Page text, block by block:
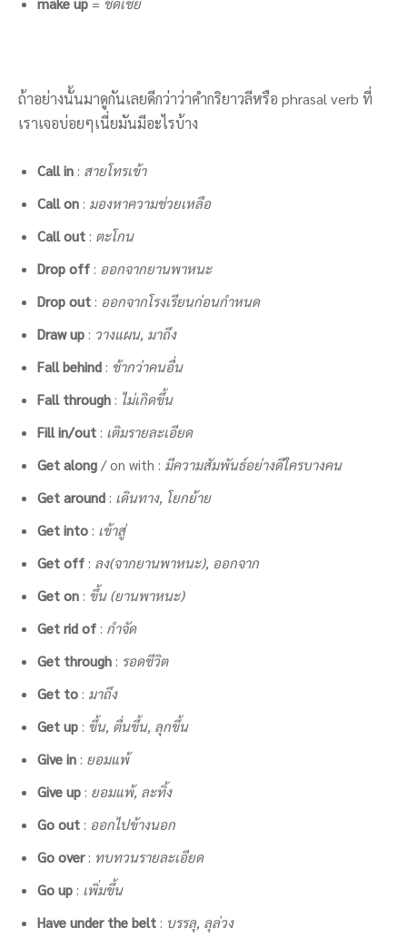
make up = ชดเชย
ถ้าอย่างนั้นมาดูกันเลยดีกว่าว่าคำกริยาวลีหรือ phrasal verb ที่
เราเจอบ่อยๆเนี่ยมันมีอะไรบ้าง
Call in : สายโทรเข้า
Call on : มองหาความช่วยเหลือ
Call out : ตะโกน
Drop off : ออกจากยานพาหนะ
Drop out : ออกจากโรงเรียนก่อนกำหนด
Draw up : วางแผน, มาถึง
Fall behind : ช้ากว่าคนอื่น
Fall through : ไม่เกิดขึ้น
Fill in/out : เติมรายละเอียด
Get along / on with : มีความสัมพันธ์อย่างดีใครบางคน
Get around : เดินทาง, โยกย้าย
Get into : เข้าสู่
Get off : ลง(จากยานพาหนะ), ออกจาก
Get on : ขึ้น (ยานพาหนะ)
Get rid of : กำจัด
Get through : รอดชีวิต
Get to : มาถึง
Get up : ขึ้น, ตื่นขึ้น, ลุกขึ้น
Give in : ยอมแพ้
Give up : ยอมแพ้, ละทิ้ง
Go out : ออกไปข้างนอก
Go over : ทบทวนรายละเอียด
Go up : เพิ่มขึ้น
Have under the belt : บรรลุ, ลุล่วง